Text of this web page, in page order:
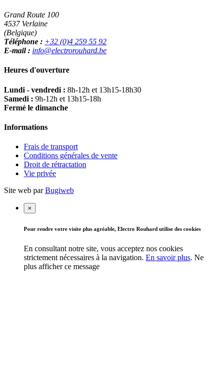
Grand Route 100
4537 Verlaine
(Belgique)
Téléphone : +32 (0)4 259 55 92
E-mail : info@electrorouhard.be
Heures d'ouverture
Lundi - vendredi : 8h-12h et 13h15-18h30
Samedi : 9h-12h et 13h15-18h
Fermé le dimanche
Informations
Frais de transport
Conditions générales de vente
Droit de rétractation
Vie privée
Site web parBugiweb
×
Pour rendre votre visite plus agréable, Electro Rouhard utilise des cookies
En consultant notre site, vous acceptez nos cookies
strictement nécessaires à la navigation. En savoir plus. Ne
plus afficher ce message